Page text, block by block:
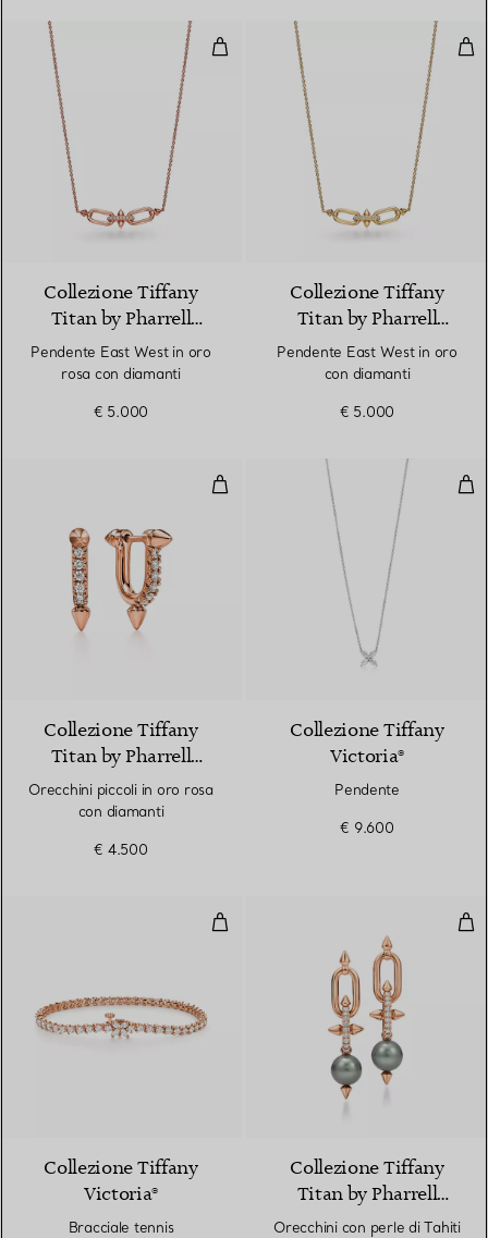
Pendente East West in oro rosa
2 Materiali
Collezione Tiffany
Titan by Pharrell
Williams
Pendente East West in oro
rosa con diamanti
€ 5.000
Collezione Tiffany
Titan by Pharrell
Williams
Pendente East West in oro
con diamanti
€ 5.000
Orecchini piccoli in oro rosa con
2 Materiali
Collezione Tiffany
Titan by Pharrell
Williams
Orecchini piccoli in oro rosa
con diamanti
€ 4.500
Collezione Tiffany
Victoria®
Pendente
€ 9.600
Bracciale tennis
Collezione Tiffany
Victoria®
Bracciale tennis
Collezione Tiffany
Titan by Pharrell
Williams
Orecchini con perle di Tahiti